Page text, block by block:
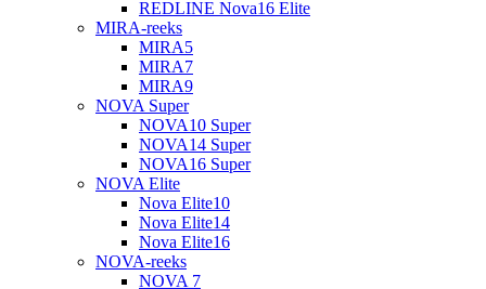
REDLINE Nova16 Elite
MIRA-reeks
MIRA5
MIRA7
MIRA9
NOVA Super
NOVA10 Super
NOVA14 Super
NOVA16 Super
NOVA Elite
Nova Elite10
Nova Elite14
Nova Elite16
NOVA-reeks
NOVA 7